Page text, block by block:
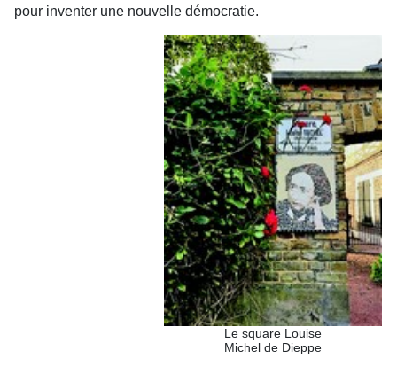
pour inventer une nouvelle démocratie.
Le square Louise
Michel de Dieppe